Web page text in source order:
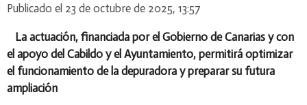
Publicado el 23 de octubre de 2025, 13:57
La actuación, financiada por el Gobierno de Canarias y con
el apoyo del Cabildo y el Ayuntamiento, permitirá optimizar
el funcionamiento de la depuradora y preparar su futura
ampliación